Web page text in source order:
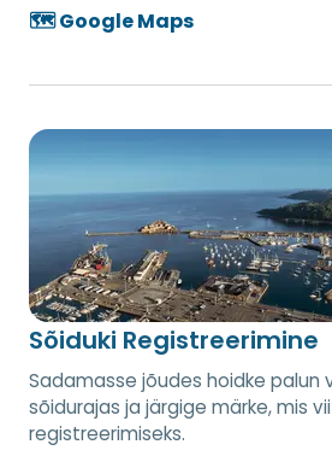
🗺️ Google Maps
Sõiduki Registreerimine
Sadamasse jõudes hoidke palun
sõidurajas ja järgige märke, mis
registreerimiseks.